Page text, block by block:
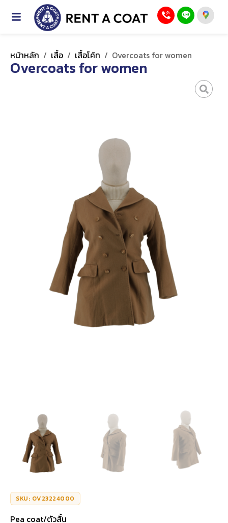
หน้าหลัก / เสื้อ / เสื้อโค้ท / Overcoats for women
Overcoats for women
SKU: OV23224000
Pea coat/ตัวสั้น